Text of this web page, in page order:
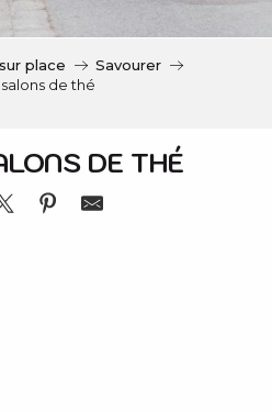
place
Savourer
salons de thé
DE THÉ